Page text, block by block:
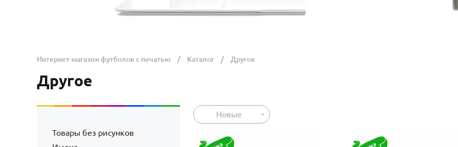
Интернет-магазин футболок с печатью Каталог Другое
Другое
Товары без рисунков
Новые